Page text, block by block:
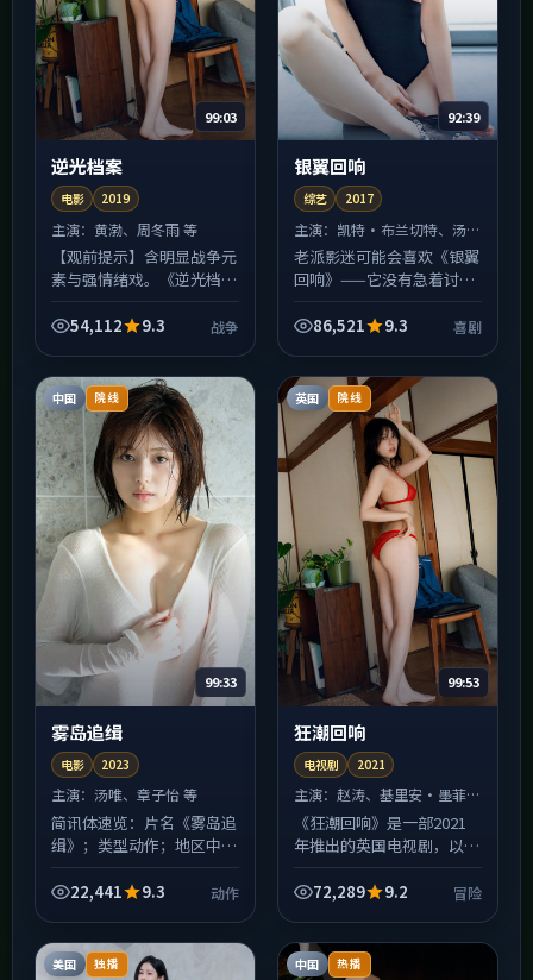
99:03
逆光档案
电影 2019
主演：黄渤、周冬雨 等
【观前提示】含明显战争元
素与强情绪戏。《逆光档
埋设的伏笔会在中后段集中
节；...
54,112 9.3 战争
92:39
银翼回响
综艺 2017
主演： 凯特·布兰切特、汤唯
等
老派影迷可能会喜欢《银翼
回响》——它没有急着讨好
喘一口气」的空档。喜剧冲
厌...
86,521 9.3 喜剧
中国 院线
99:33
雾岛追缉
电影 2023
主演：汤唯、章子怡 等
简讯体速览：片名《雾岛追
缉》；类型动作；地区中国
词：克制、压迫感、后劲偏
嘈...
22,441 9.3 动作
英国 院线
99:53
狂潮回响
电视剧 2021
主演：赵涛、基里安·墨菲
等
《狂潮回响》是一部2021
年推出的英国电视剧，以
斯皮尔伯格擅长用镜头堆叠
后...
72,289 9.2 冒险
美国 独播 中国 热播